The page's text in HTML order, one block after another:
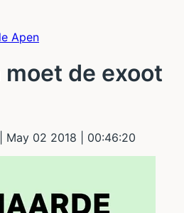
Apen
moet de exoot
| May 02 2018 | 00:46:20